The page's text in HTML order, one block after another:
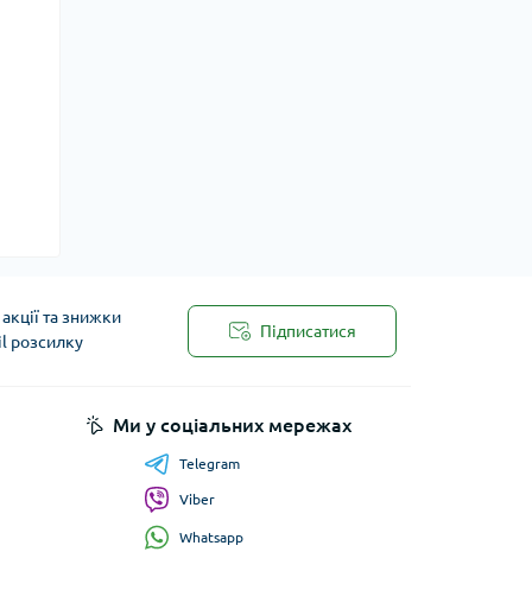
та знижки
розсилку
Підписатися
Ми у соціальних мережах
Telegram
Viber
Whatsapp